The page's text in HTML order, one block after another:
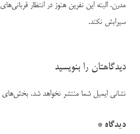
مدرن. البته این نفرین هنوز در انتظار
سیرابش نکند.
دیدگاهتان را بنویسید
نشانی ایمیل شما منتشر نخواهد شد. بخش‌های
دیدگاه *